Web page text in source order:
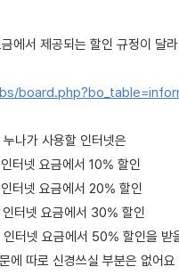
에서 제공되는 할인 규정이 달
나가 사용할 인터넷은
터넷 요금에서 10% 할인
터넷 요금에서 20% 할인
터넷 요금에서 30% 할인
터넷 요금에서 50% 할인을 받
에 따로 신경쓰실 부분은 없어